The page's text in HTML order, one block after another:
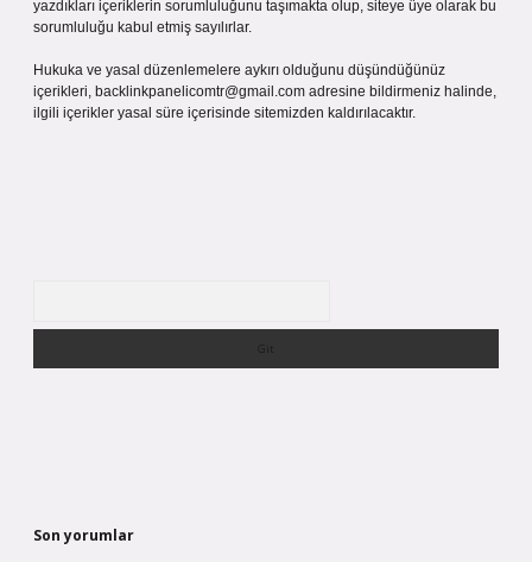
yazdıkları içeriklerin sorumluluğunu taşımakta olup, siteye üye olarak bu
sorumluluğu kabul etmiş sayılırlar.
Hukuka ve yasal düzenlemelere aykırı olduğunu düşündüğünüz
içerikleri, backlinkpanelicomtr@gmail.com adresine bildirmeniz halinde,
ilgili içerikler yasal süre içerisinde sitemizden kaldırılacaktır.
Son yorumlar